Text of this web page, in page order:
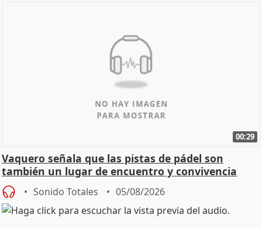
00:29
Vaquero señala que las pistas de pádel son
también un lugar de encuentro y convivencia
Sonido Totales 05/08/2026